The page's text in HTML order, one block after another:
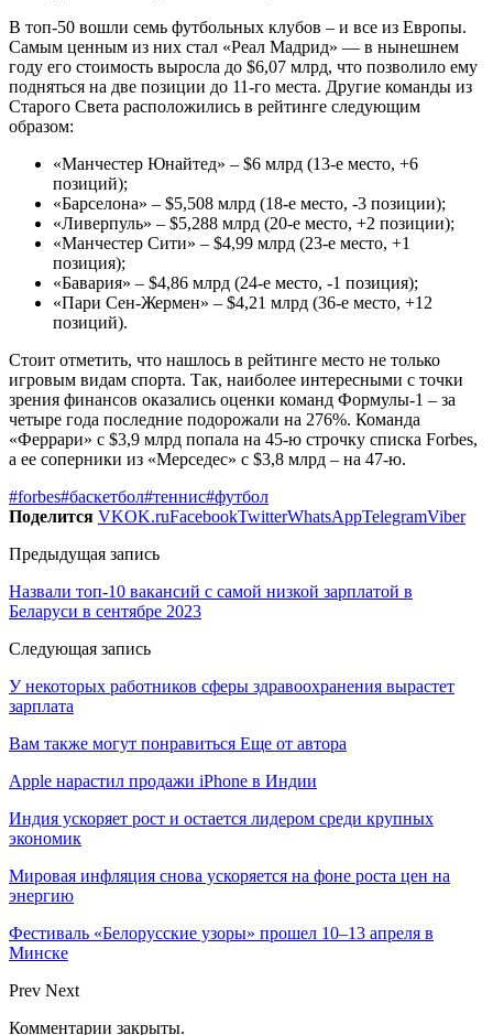
В топ-50 вошли семь футбольных клубов – и все из Европы.
Самым ценным из них стал «Реал Мадрид» — в нынешнем
году его стоимость выросла до $6,07 млрд, что позволило ему
подняться на две позиции до 11-го места. Другие команды из
Старого Света расположились в рейтинге следующим
образом:
«Манчестер Юнайтед» – $6 млрд (13-е место, +6
позиций);
«Барселона» – $5,508 млрд (18-е место, -3 позиции);
«Ливерпуль» – $5,288 млрд (20-е место, +2 позиции);
«Манчестер Сити» – $4,99 млрд (23-е место, +1
позиция);
«Бавария» – $4,86 млрд (24-е место, -1 позиция);
«Пари Сен-Жермен» – $4,21 млрд (36-е место, +12
позиций).
Стоит отметить, что нашлось в рейтинге место не только
игровым видам спорта. Так, наиболее интересными с точки
зрения финансов оказались оценки команд Формулы-1 – за
четыре года последние подорожали на 276%. Команда
«Феррари» с $3,9 млрд попала на 45-ю строчку списка Forbes,
а ее соперники из «Мерседес» с $3,8 млрд – на 47-ю.
#forbes#баскетбол#теннис#футбол
Поделится VKOK.ruFacebookTwitterWhatsAppTelegramViber
Предыдущая запись
Назвали топ-10 вакансий с самой низкой зарплатой в
Беларуси в сентябре 2023
Следующая запись
У некоторых работников сферы здравоохранения вырастет
зарплата
Вам также могут понравиться Еще от автора
Apple нарастил продажи iPhone в Индии
Индия ускоряет рост и остается лидером среди крупных
экономик
Мировая инфляция снова ускоряется на фоне роста цен на
энергию
Фестиваль «Белорусские узоры» прошел 10–13 апреля в
Минске
Prev Next
Комментарии закрыты.